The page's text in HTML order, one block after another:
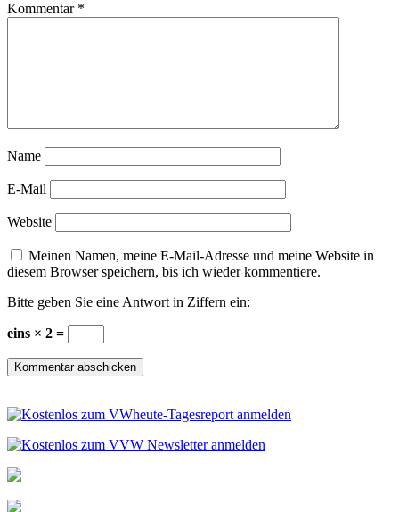
Kommentar *
Name
E-Mail
Website
Meinen Namen, meine E-Mail-Adresse und meine Website in
diesem Browser speichern, bis ich wieder kommentiere.
Bitte geben Sie eine Antwort in Ziffern ein:
eins × 2 =